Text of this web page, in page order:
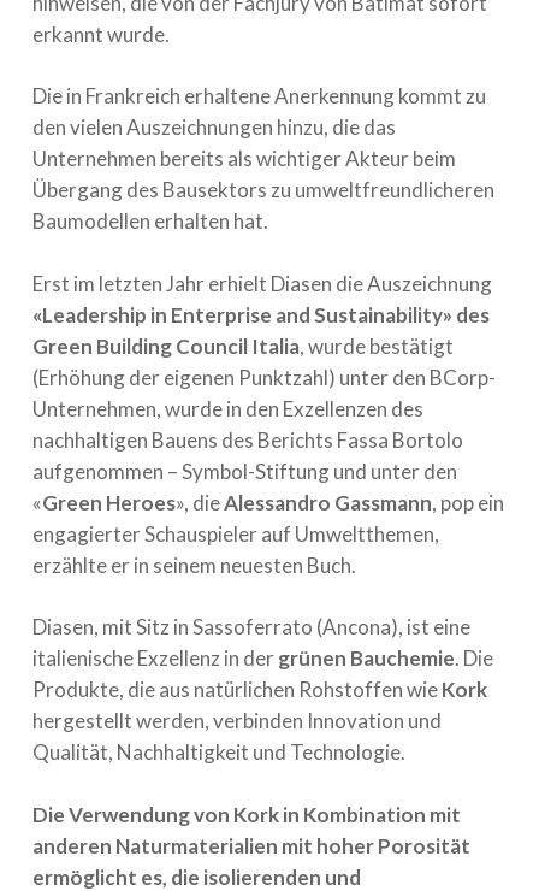
erkannt wurde.
Die in Frankreich erhaltene Anerkennung kommt zu
den vielen Auszeichnungen hinzu, die das
Unternehmen bereits als wichtiger Akteur beim
Übergang des Bausektors zu umweltfreundlicheren
Baumodellen erhalten hat.
Erst im letzten Jahr erhielt Diasen die Auszeichnung
«Leadership in Enterprise and Sustainability» des
Green Building Council Italia, wurde bestätigt
(Erhöhung der eigenen Punktzahl) unter den BCorp-
Unternehmen, wurde in den Exzellenzen des
nachhaltigen Bauens des Berichts Fassa Bortolo
aufgenommen – Symbol-Stiftung und unter den
«Green Heroes», dieAlessandro Gassmann, pop ein
engagierter Schauspieler auf Umweltthemen,
erzählte er in seinem neuesten Buch.
Diasen, mit Sitz in Sassoferrato (Ancona), ist eine
italienische Exzellenz in dergrünen Bauchemie. Die
Produkte, die aus natürlichen Rohstoffen wieKork
hergestellt werden, verbinden Innovation und
Qualität, Nachhaltigkeit und Technologie.
Die Verwendung von Kork in Kombination mit
anderen Naturmaterialien mit hoher Porosität
ermöglicht es, die isolierenden und